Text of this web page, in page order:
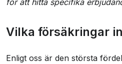
för att hitta specifika
Vilka försäkringar
Enligt oss är den största